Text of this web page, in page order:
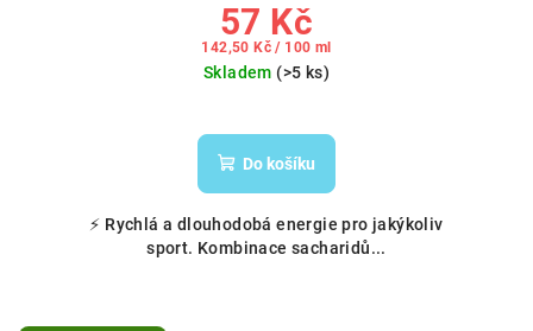
57 Kč
Měrná
142,50 Kč / 100 ml
Skladem (>5 ks)
Do košíku
⚡ Rychlá a dlouhodobá energie pro jakýkoliv
sport. Kombinace sacharidů...